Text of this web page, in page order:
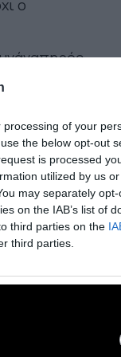
of your
the below opt-out
is processed
utilized by us
may separately
on the IAB’s list of
third parties on the
third parties.
ο
των
κάτι
έφηβοι
συνέβη στον
ο οδηγός